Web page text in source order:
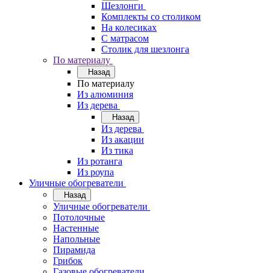
Шезлонги
Комплекты со столиком
На колесиках
С матрасом
Столик для шезлонга
По материалу
Назад
По материалу
Из алюминия
Из дерева
Назад
Из дерева
Из акации
Из тика
Из ротанга
Из роупа
Уличные обогреватели
Назад
Уличные обогреватели
Потолочные
Настенные
Напольные
Пирамида
Грибок